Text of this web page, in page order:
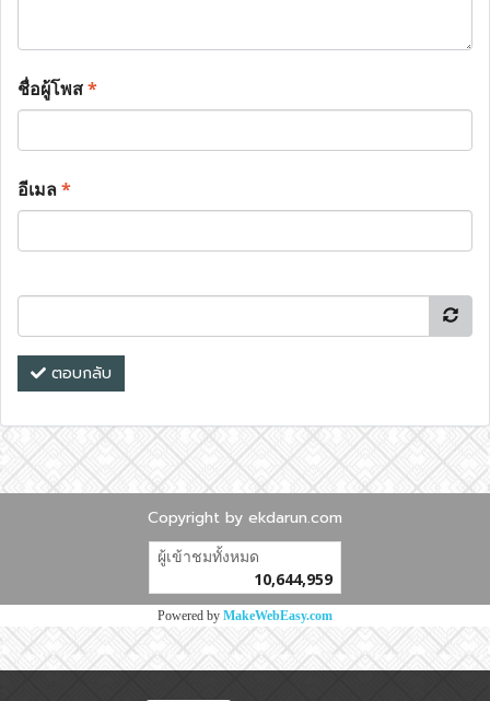
ชื่อผู้โพส*
อีเมล*
ตอบกลับ
Copyright by ekdarun.com
ผู้เข้าชมทั้งหมด
10,644,959
Powered by MakeWebEasy.com